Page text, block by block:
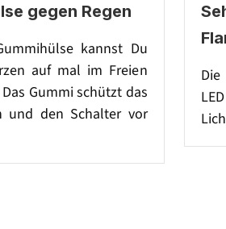
gegen Regen
kannst Du
auf mal im Freien
Gummi schützt das
und den Schalter vor